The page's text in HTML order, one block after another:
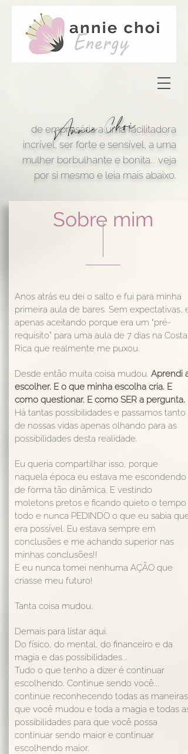
Annie Choi
de empresária a uma facilitadora
incrível, ser forte e sensível, a uma
mulher borbulhante e bonita... veja
por si mesmo e leia mais abaixo.
Sobre mim
Anos atrás eu dei o salto e fui para minha
primeira aula de bares. Sem expectativas, e
apenas aceitando porque era um “pré-
requisito” para uma aula de 7 dias na Costa
Rica que realmente me puxou.
Desde então muita coisa mudou. Aprendi a
escolher. E o que minha escolha cria. E
como questionar. E como SER a pergunta.
Há tantas possibilidades e passamos tanto
de nossas vidas apenas olhando para as
possibilidades desta realidade.
Eu queria compartilhar isso, porque
naquela época eu estava me escondendo
de forma tão dinâmica. E vestindo
moletons pretos e ficando quieto o tempo
todo e nunca PEDINDO o que eu sabia que
era possível. Eu estava sempre em
conclusões e me achando superior nas
minhas conclusões!!
E eu nunca tomei nenhuma AÇÃO que
criasse meu futuro!
Tanta coisa mudou.
Demais para listar aqui.
Do físico, do mental, do financeiro e da
magia e das possibilidades...
Tudo o que tenho a dizer é continuar
escolhendo. Continue sendo você...
continue reconhecendo todas as maneiras
que você mudou e toda a magia e todas as
possibilidades para que você possa
continuar sendo maior e continuar
escolhendo maior.